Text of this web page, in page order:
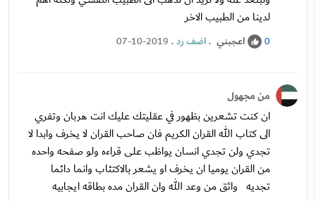
لدينا من الطبيب الاخر
0 اعجبني .اضف رد.
07-10-2019
من مجهول
ان كنت تشعرين بظهور في عقليتك عليك انت هربان وتفري
الى كتاب الله القران الكريم فان صاحب القران لا يخرف وابدا لا
تجدي ولن تجدي انسان يواظب على قراءه ولو صفحه واحده
من القران يوميا ان يخرف او يشعر بالاكتئاب وانما دائما
تجديه واثق من وعد الله وان القران مده بطاقه ايجابيه